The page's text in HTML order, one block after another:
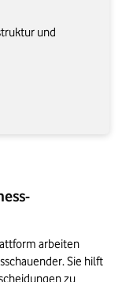
und
arbeiten
Sie hilft
zu